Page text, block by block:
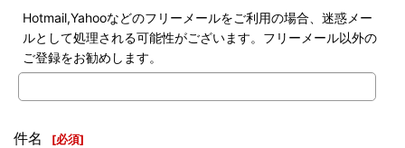
Hotmail,Yahooなどのフリーメールをご利用の場合、迷惑メー
ルとして処理される可能性がございます。フリーメール以外の
ご登録をお勧めします。
件名 [必須]